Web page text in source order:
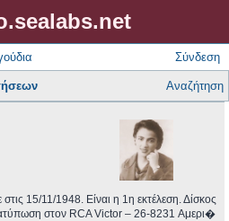
Σύνδεση
Αναζήτηση
15/11/1948. Είναι η 1η εκτέλεση. Δίσκος
στον RCA Victor ‎– 26-8231 Αμερι�